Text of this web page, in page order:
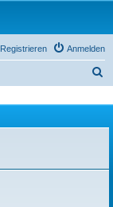
Anmelden
Registrieren
h